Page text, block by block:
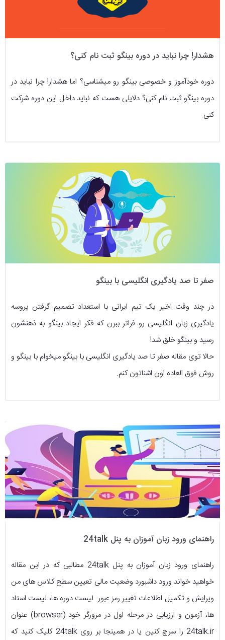
هشدار! چرا نباید در دوره بینگو ثبت نام کنی؟
دوره خودآموز و خصوصی بینگو رو میشناسی؟ اما هشدار! چرا نباید در
دوره بینگو ثبت نام کنی؟ دلایلی هست که نباید داخل این دوره شرکت
کنی.
صفر تا صد یادگیری انگلیسی با بینگو
در چند وقت اخیر یک تیم ایرانی با استعداد تصمیم گرفتن پروسه
یادگیری زبان انگلیسی رو فراتر ببرن که فکر ایجاد بینگو به ذهنشون
رسید و بینگو خلق شد!
حالا توی مقاله صفر تا صد یادگیری انگلیسی با بینگو میخوام با بینگو و
روش فوق العاده اون اشناتون کنم.
راهنمای ورود زبان آموزان به پنل 24talk
راهنمای ورود زبان آموزان به پنل 24talk مطالبی که در این مقاله
خواهید خواند ورود داشبورد وضعیت مالی تعیین سطح کلاس های من
ویرایش و تکمیل اطلاعات تغییر رمز عبور لیست دوره ها، لیست استاد
ها، آزمون و ارزیابی در مرحله اول در مرورگر خود (browser) عنوان
24talk.ir را سرچ کنین یا در همینجا بر روی 24talk کلیک کنید که